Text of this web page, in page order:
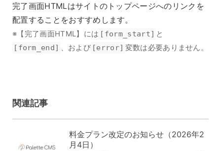
完了画面HTMLはサイトのトップページへのリンクを
配置することをおすすめします。
※【完了画面HTML】には [form_start] と
[form_end] 、および [error] 変数は必要ありません。
関連記事
料金プラン改定のお知らせ（2026年2
月4日）